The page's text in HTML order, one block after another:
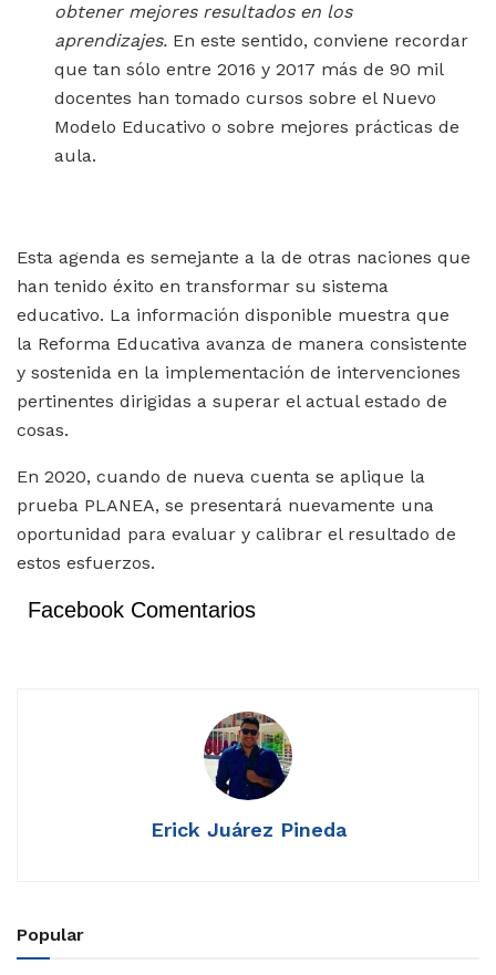
obtener mejores resultados en los
aprendizajes. En este sentido, conviene recordar
que tan sólo entre 2016 y 2017 más de 90 mil
docentes han tomado cursos sobre el Nuevo
Modelo Educativo o sobre mejores prácticas de
aula.
Esta agenda es semejante a la de otras naciones que
han tenido éxito en transformar su sistema
educativo. La información disponible muestra que
la Reforma Educativa avanza de manera consistente
y sostenida en la implementación de intervenciones
pertinentes dirigidas a superar el actual estado de
cosas.
En 2020, cuando de nueva cuenta se aplique la
prueba PLANEA, se presentará nuevamente una
oportunidad para evaluar y calibrar el resultado de
estos esfuerzos.
Facebook Comentarios
Erick Juárez Pineda
Popular